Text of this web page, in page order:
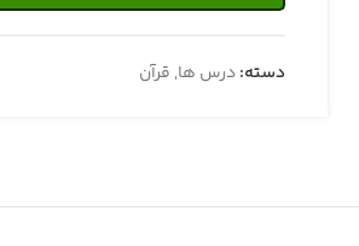
دسته:درس ها, قرآن